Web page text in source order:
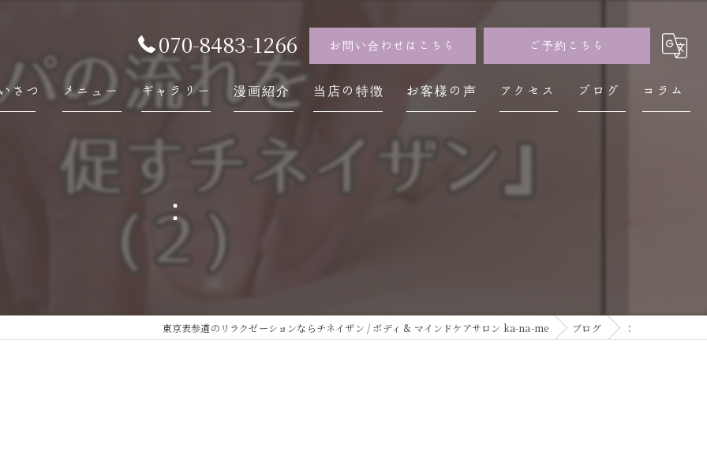
070-8483-1266 お問い合わせはこちら ご予約こちら
さつ メニュー ギャラリー 漫画紹介 当店の特徴
チネイザン
お客様の声 アクセス ブログ コラム
：
東京表参道のリラクゼーションならチネイザン / ボディ & マインドケアサロン ka-na-me ブログ ：